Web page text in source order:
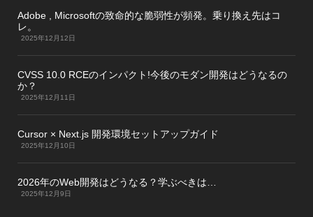
Adobe , Microsoftの致命的な脆弱性が頻発。乗り換え先はコ
レ。
2025年12月12日
CVSS 10.0 RCEのインパクト!今後のモダン開発はどうなるの
か？
2025年12月11日
Cursor × Next.js 開発環境セットアップガイド
2025年12月10日
2026年のWeb開発はどうなる？学ぶべきは…
2025年12月9日